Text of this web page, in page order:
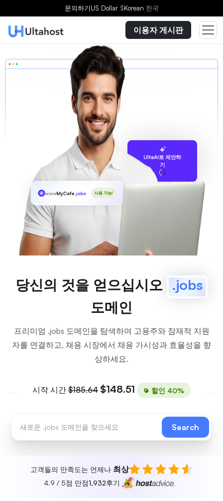
문의하기US Dollar $Korean 한국
이용자 게시판
UltaAI로 제안하
기
wwwMyCafe.jobs 사용 가능!
당신의 것을 얻으십시오 .jobs
도메인
프리미엄 .jobs 도메인을 탐색하여 고용주와 잠재적 지원
자를 연결하고, 채용 시장에서 채용 가시성과 효율성을 향
상하세요.
시작 시간 $185.64 $148.51 할인 40%
Search
고객들의 만족도는 언제나 최상
4.9 / 5점 만점1,932후기